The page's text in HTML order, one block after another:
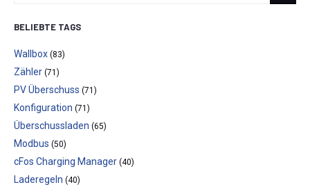
BELIEBTE TAGS
Wallbox (83)
Zähler (71)
PV Überschuss (71)
Konfiguration (71)
Überschussladen (65)
Modbus (50)
cFos Charging Manager (40)
Laderegeln (40)